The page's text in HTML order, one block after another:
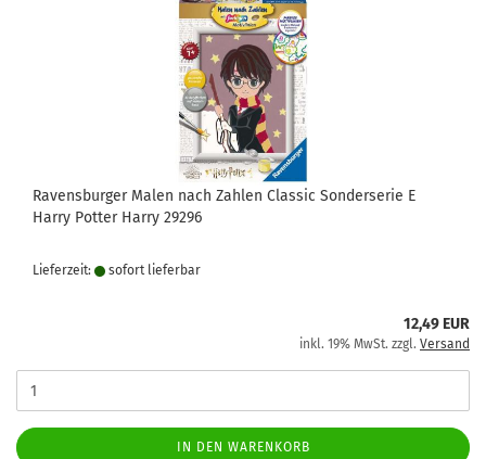
Ravensburger Malen nach Zahlen Classic Sonderserie E
Harry Potter Harry 29296
Lieferzeit: sofort lie­fer­bar
12,49 EUR
inkl. 19% MwSt. zzgl. Versand
IN DEN WARENKORB